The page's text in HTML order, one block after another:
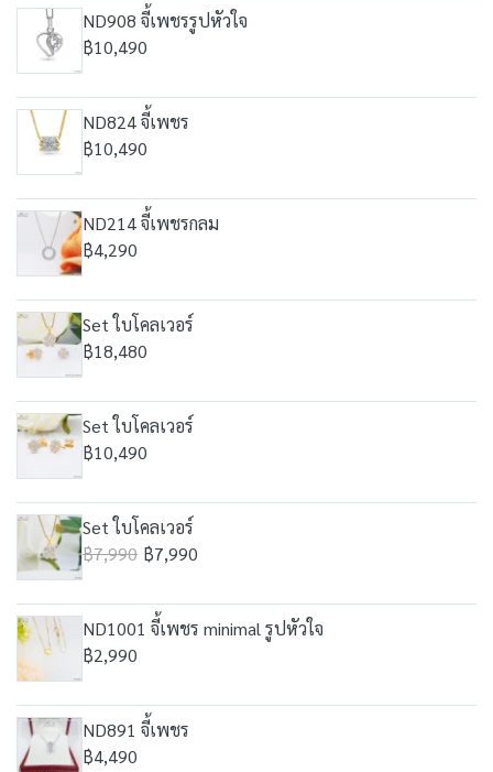
ND908 จี้เพชรรูปหัวใจ
฿10,490
ND824 จี้เพชร
฿10,490
ND214 จี้เพชรกลม
฿4,290
Set ใบโคลเวอร์
฿18,480
Set ใบโคลเวอร์
฿10,490
Set ใบโคลเวอร์
฿7,990 ฿7,990
ND1001 จี้เพชร minimal รูปหัวใจ
฿2,990
ND891 จี้เพชร
฿4,490